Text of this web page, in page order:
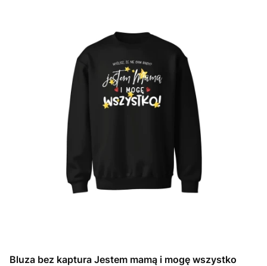
Bluza bez kaptura Jestem mamą i mogę wszystko